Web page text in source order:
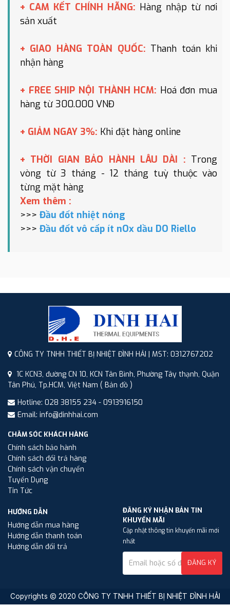
+ CAM KẾT CHÍNH HÃNG: Hàng nhập từ nơi
sản xuất
+ GIAO HÀNG TOÀN QUỐC: Thanh toán khi
nhận hàng
+ FREE SHIP NỘI THÀNH HCM: Hoá đơn mua
hàng từ 300.000 VNĐ
+ GIẢM NGAY 3%: Khi đặt hàng online
+ THỜI GIAN BẢO HÀNH LÂU DÀI : Trong
vòng từ 3 tháng - 12 tháng tuỳ thuộc vào
từng mặt hàng
Xem thêm :
>>> Đầu đốt nhiệt nóng
>>> Đầu đốt vô cấp ít nOx dầu DO Riello
CÔNG TY TNHH THIẾT BỊ NHIỆT ĐÌNH HẢI | MST: 0312767202
1C KCN3, đường CN 10, KCN Tân Bình, Phường Tây thạnh, Quận
Tân Phú, Tp.HCM, Việt Nam ( Bản đồ )
Hotline: 028 38155 234 - 0913916150
Email: info@dinhhai.com
CHĂM SÓC KHÁCH HÀNG
Chính sách bảo hành
Chính sách đổi trả hàng
Chính sách vận chuyển
Tuyển Dụng
Tin Tức
HƯỚNG DẪN
Hướng dẫn mua hàng
Hướng dẫn thanh toán
Hướng dẫn đổi trả
ĐĂNG KÝ NHẬN BẢN TIN
KHUYẾN MÃI
Cập nhật thông tin khuyến mãi mới
nhất
ĐĂNG KÝ
Copyrights © 2020 CÔNG TY TNHH THIẾT BỊ NHIỆT ĐÌNH HẢI